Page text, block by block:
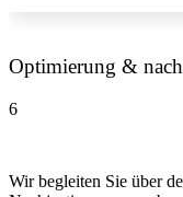
Optimierung &
6
Wir begleiten Sie über